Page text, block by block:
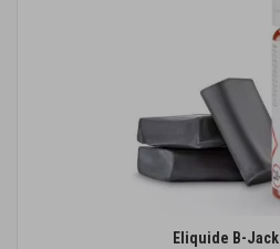
Eliquide B-Jack